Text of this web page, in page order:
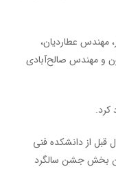
مهندس عطاردیان،
و مهندس صالح‌آبادی
پیشکسوتان کانون، مهندسانی که 50 سال قبل از دانشکده فنی
بخش جشن سالگرد